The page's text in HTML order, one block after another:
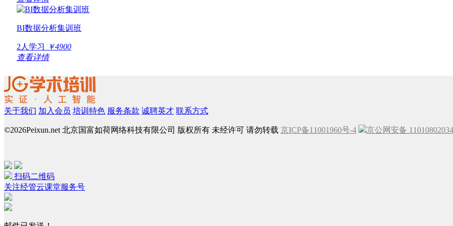
BI数据分析集训班
2人学习
￥4900
查看详情
关于我们 加入会员 培训特色 服务条款 诚聘英才 联系方式
©2026Peixun.net 北京国富如荷网络科技有限公司 版权所有 未经许可 请勿转载 京ICP备11001960号-4 京公网安备
扫码二维码
关注经管云课堂服务号